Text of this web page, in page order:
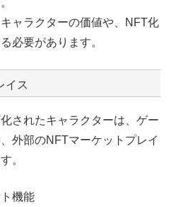
ャラクターの価値や、NFT化
必要があります。
イス
されたキャラクターは、ゲー
外部のNFTマーケットプレイ
。
機能